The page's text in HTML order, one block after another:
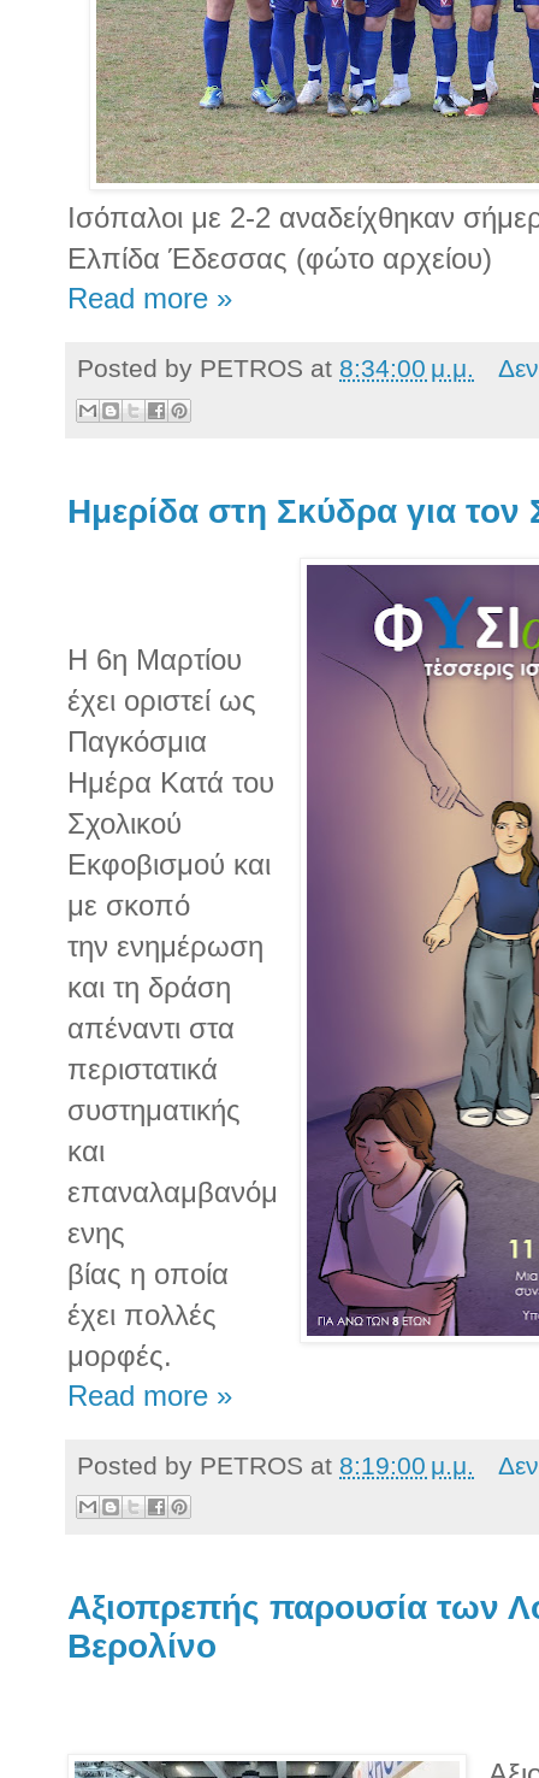
Ισόπαλοι με 2-2 αναδείχθηκαν
Ελπίδα Έδεσσας (φώτο αρχείου)
Read more »
Posted by PETROS at 8:34:00 μ.μ.
Ημερίδα στη Σκύδρα για τον
Η 6η Μαρτίου
έχει οριστεί ως
Παγκόσμια
Ημέρα Κατά του
Σχολικού
Εκφοβισμού και
με σκοπό
την ενημέρωση
και τη δράση
απέναντι στα
περιστατικά
συστηματικής
και
επαναλαμβανόμ
ενης
βίας η οποία
έχει πολλές
μορφές.
Read more »
Posted by PETROS at 8:19:00 μ.μ.
Αξιοπρεπής παρουσία των
Βερολίνο